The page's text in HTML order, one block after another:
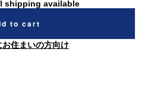
shipping available
to cart
お住まいの方向け